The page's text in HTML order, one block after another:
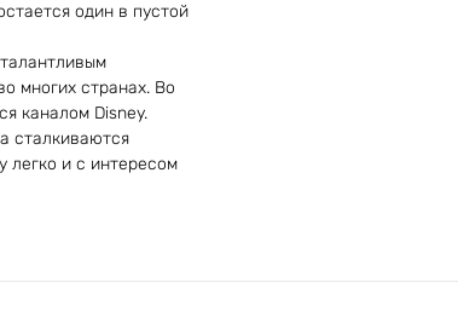
один в пустой
многих странах. Во
каналом Disney.
сталкиваются
легко и с интересом